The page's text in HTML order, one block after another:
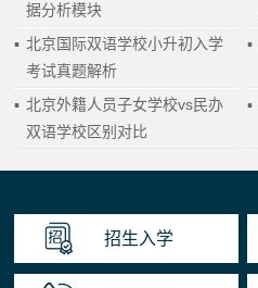
据分析模块
▪ 北京国际双语学校小升初入学
考试真题解析
▪
▪ 北京外籍人员子女学校vs民办
双语学校区别对比
▪
招生入学